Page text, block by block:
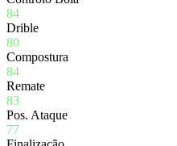
84
Drible
80
Compostura
84
Remate
83
Pos. Ataque
77